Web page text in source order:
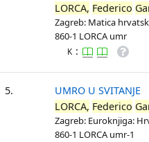
LORCA, Federico
Zagreb: Matica
860-1 LORCA umr
K :
5.
UMRO U SVITANJE
LORCA, Federico
Zagreb: Euroknjiga:
860-1 LORCA umr-1